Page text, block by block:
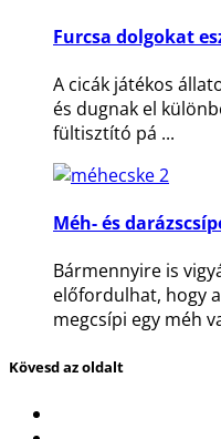
Furcsa dolgokat
A cicák játékos
és dugnak el
fültisztító pá ...
Méh- és
Bármennyire is
előfordulhat, hogy
megcsípi egy méh
Kövesd az oldalt